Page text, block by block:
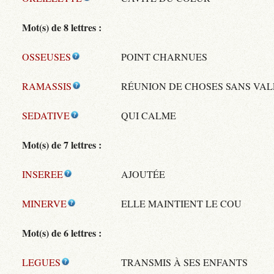
Mot(s) de 8 lettres :
OSSEUSES POINT CHARNUES
RAMASSIS RÉUNION DE CHOSES SANS
SEDATIVE QUI CALME
Mot(s) de 7 lettres :
INSEREE AJOUTÉE
MINERVE ELLE MAINTIENT LE COU
Mot(s) de 6 lettres :
LEGUES TRANSMIS À SES ENFANTS